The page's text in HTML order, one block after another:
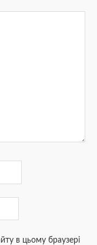
в цьому браузері